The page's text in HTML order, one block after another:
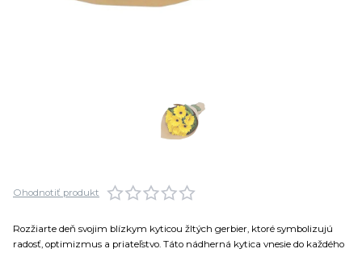
Ohodnotiť produkt
Rozžiarte deň svojim blízkym kyticou žltých gerbier, ktoré symbolizujú
radosť, optimizmus a priateľstvo. Táto nádherná kytica vnesie do každého